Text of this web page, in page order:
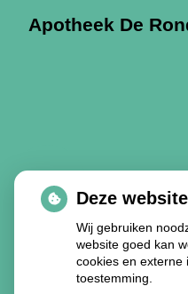
Apotheek De
Deze
Wij gebruiken
website goed kan
cookies en externe
toestemming.